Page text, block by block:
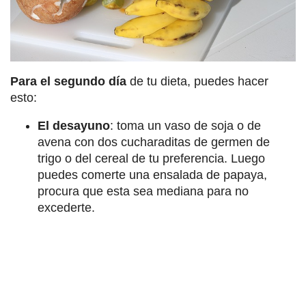
Para el segundo día de tu dieta, puedes hacer
esto:
El desayuno: toma un vaso de soja o de
avena con dos cucharaditas de germen de
trigo o del cereal de tu preferencia. Luego
puedes comerte una ensalada de papaya,
procura que esta sea mediana para no
excederte.